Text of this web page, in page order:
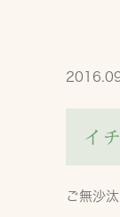
イ
ご無沙汰